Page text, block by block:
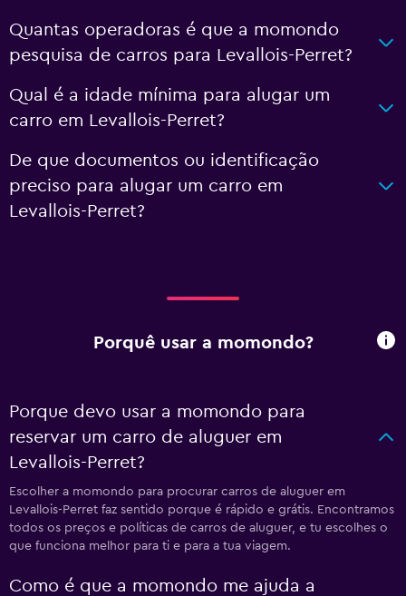
Quantas operadoras é que a momondo
pesquisa de carros para Levallois-Perret?
Qual é a idade mínima para alugar um
carro em Levallois-Perret?
De que documentos ou identificação
preciso para alugar um carro em
Levallois-Perret?
Porquê usar a momondo?
Porque devo usar a momondo para
reservar um carro de aluguer em
Levallois-Perret?
Escolher a momondo para procurar carros de aluguer em
Levallois-Perret faz sentido porque é rápido e grátis. Encontramos
todos os preços e políticas de carros de aluguer, e tu escolhes o
que funciona melhor para ti e para a tua viagem.
Como é que a momondo me ajuda a